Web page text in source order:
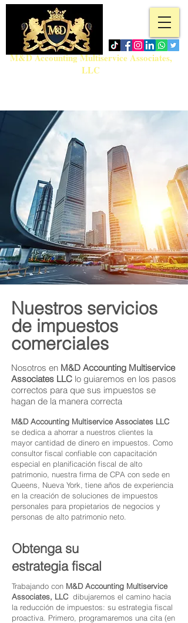
M&D Accounting Multiservice Associates,
LLC
Nuestros servicios
de impuestos
comerciales
Nosotros en M&D Accounting Multiservice
Associates LLC lo guiaremos en los pasos
correctos para que sus impuestos se
hagan de la manera correcta
M&D Accounting Multiservice Associates LLC
se dedica a ahorrar a nuestros clientes la
mayor cantidad de dinero en impuestos. Como
consultor fiscal confiable con capacitación
especial en planificación fiscal de alto
patrimonio, nuestra firma de CPA con sede en
Queens, Nueva York, tiene años de experiencia
en la creación de soluciones de impuestos
personales para propietarios de negocios y
personas de alto patrimonio neto.
Obtenga su
estrategia fiscal
Trabajando con M&D Accounting Multiservice
Associates, LLC dibujaremos el camino hacia
la reducción de impuestos: su estrategia fiscal
proactiva. Primero, programaremos una cita (en